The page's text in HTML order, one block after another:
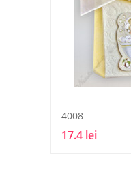
4008
17.4 lei